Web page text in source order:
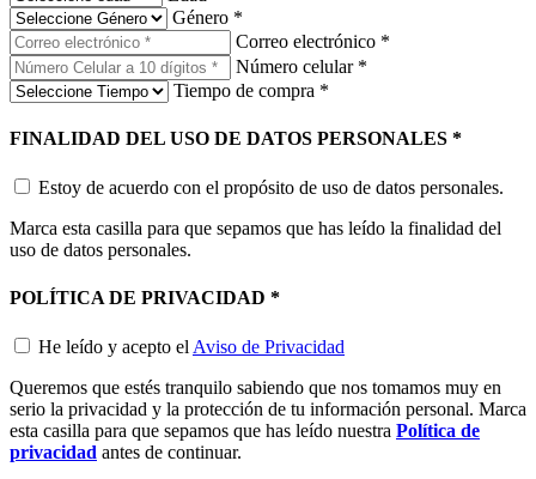
Género *
Correo electrónico *
Número celular *
Tiempo de compra *
FINALIDAD DEL USO DE DATOS PERSONALES *
Estoy de acuerdo con el propósito de uso de datos personales.
Marca esta casilla para que sepamos que has leído la finalidad del
uso de datos personales.
POLÍTICA DE PRIVACIDAD *
He leído y acepto el Aviso de Privacidad
Queremos que estés tranquilo sabiendo que nos tomamos muy en
serio la privacidad y la protección de tu información personal. Marca
esta casilla para que sepamos que has leído nuestra Política de
privacidad antes de continuar.